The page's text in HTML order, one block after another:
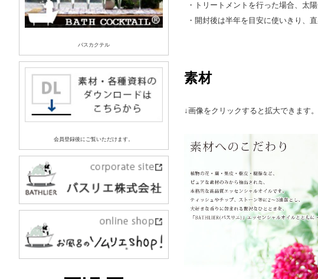
・トリートメントを行った場合、太
・開封後は半年を目安に使いきり、
素材
↓画像をクリックすると拡大できます。
バスカクテル
会員登録後にご覧いただけます。